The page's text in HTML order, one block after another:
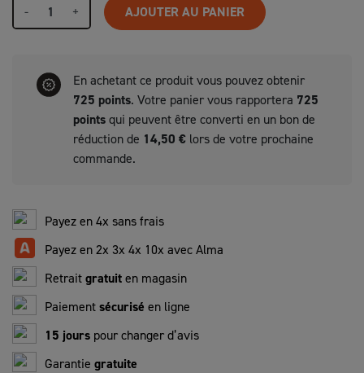
- + AJOUTER AU PANIER
En achetant ce produit vous pouvez obtenir
725 points. Votre panier vous rapportera 725
pointsqui peuvent être converti en un bon de
réduction de 14,50 €lors de votre prochaine
commande.
Payez en 4x sans frais
Payez en 2x 3x 4x 10x avec Alma
Retraitgratuiten magasin
Paiementsécurisé en ligne
15 jours pour changer d’avis
Garantie gratuite